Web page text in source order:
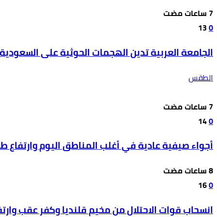
0
13
الجامعة العربية تدين الهجمات الحوثية على
الطقس
0
14
أجواء صيفية عادية في أغلب المناطق اليوم وارتفاع
0
16
انسحاب قوات الاحتلال من مخيم قلنديا وكفر عقب